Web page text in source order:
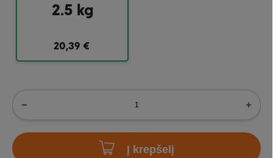
2.5 kg
20,39 €
Į krepšelį